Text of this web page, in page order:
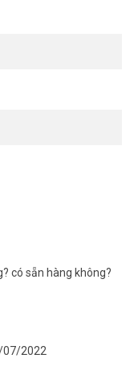
có sẵn hàng không?
07/2022